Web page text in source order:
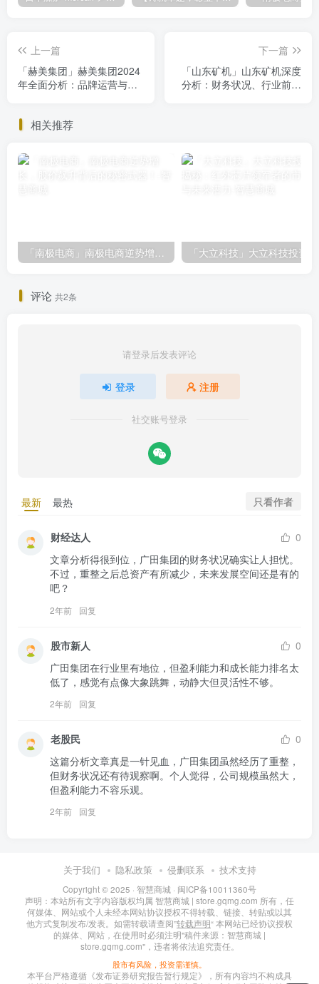
上一篇
「赫美集团」赫美集团2024
年全面分析：品牌运营与绿
下一篇
「山东矿机」山东矿机深度
分析：财务状况、行业前景
相关推荐
「南极电商」南极电商逆势增长，股价飙升背后的秘密武器！
评论 共2条
请登录后发表评论
登录 注册
社交账号登录
最新 最热 只看作者
财经达人
0
文章分析得很到位，广田集团的财务状况确实让人担忧。
不过，重整之后总资产有所减少，未来发展空间还是有的
吧？
2年前 回复
股市新人
0
广田集团在行业里有地位，但盈利能力和成长能力排名太
低了，感觉有点像大象跳舞，动静大但灵活性不够。
2年前 回复
老股民
0
这篇分析文章真是一针见血，广田集团虽然经历了重整，
但财务状况还有待观察啊。个人觉得，公司规模虽然大，
但盈利能力不容乐观。
2年前 回复
关于我们 隐私政策 侵删联系 技术支持
Copyright © 2025 · 智慧商城 · 闽ICP备10011360号
声明：本站所有文字内容版权均属 智慧商城 | store.gqmg.com 所有，任
何媒体、网站或个人未经本网站协议授权不得转载、链接、转贴或以其
他方式复制发布/发表。如需转载请查阅”转载声明“ 本网站已经协议授权
的媒体、网站，在使用时必须注明"稿件来源：智慧商城 |
store.gqmg.com"，违者将依法追究责任。
股市有风险，投资需谨慎。
本平台严格遵循《发布证券研究报告暂行规定》，所有内容均不构成具